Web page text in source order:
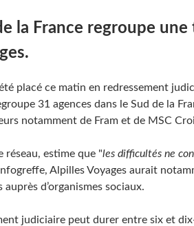
la France regroupe
placé ce matin en redressement
31 agences dans le Sud de la
notamment de Fram et de MSC
réseau, estime que "les difficultés ne
Alpilles Voyages aurait
d’organismes sociaux.
judiciaire peut durer entre six et